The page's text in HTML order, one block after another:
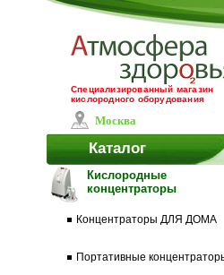
Специализированный магазин
кислородного оборудования
Каталог
Кислородные
концентраторы
Концентраторы ДЛЯ ДОМА
Портативные